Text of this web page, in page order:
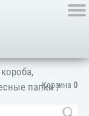
Корзина 0
папки/